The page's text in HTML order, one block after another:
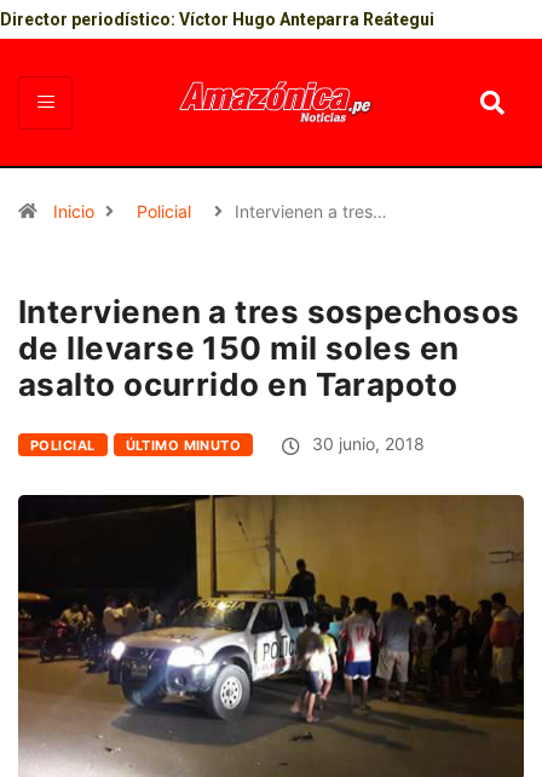
Director periodístico: Víctor Hugo Anteparra Reátegui
Inicio Policial Intervienen a tres…
Intervienen a tres sospechosos
de llevarse 150 mil soles en
asalto ocurrido en Tarapoto
POLICIAL ÚLTIMO MINUTO 30 junio, 2018